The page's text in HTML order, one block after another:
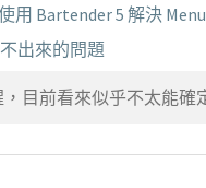
用 Bartender 5 解決
出來的問題
目前看來似乎不太能確